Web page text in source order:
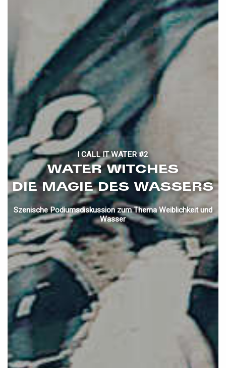
I CALL IT WATER #2
WATER WITCHES
DIE MAGIE DES WASSERS
Szenische Podiumsdiskussion zum Thema Weiblichkeit und
Wasser